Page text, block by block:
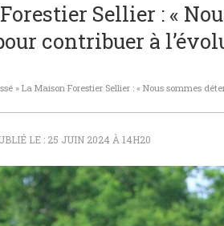
Sellier : «
contribuer à
» La Maison Forestier Sellier : « Nous sommes
LE : 25 JUIN 2024 À 14H20